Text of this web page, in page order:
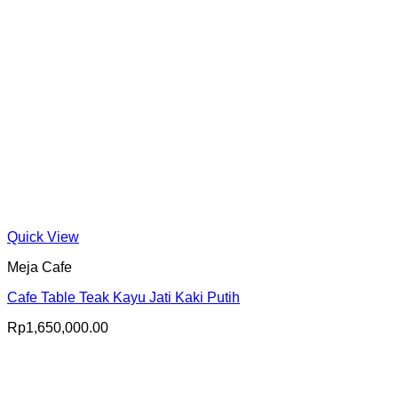
Quick View
Meja Cafe
Cafe Table Teak Kayu Jati Kaki Putih
Rp1,650,000.00